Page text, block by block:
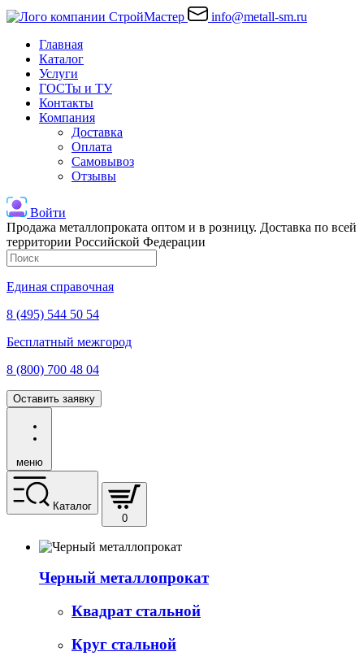
info@metall-sm.ru
Главная
Каталог
Услуги
ГОСТы и ТУ
Контакты
Компания
Доставка
Оплата
Самовывоз
Отзывы
Войти
Продажа металлопроката оптом и в розницу. Доставка по всей
территории Российской Федерации
Единая справочная
8 (495) 544 50 54
Бесплатный межгород
8 (800) 700 48 04
Оставить заявку
меню
Каталог
0
Черный металлопрокат
Квадрат стальной
Круг стальной